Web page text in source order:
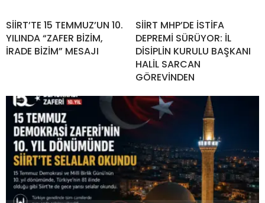
SİİRT’TE 15 TEMMUZ’UN 10.
YILINDA “ZAFER BİZİM,
İRADE BİZİM” MESAJI
SİİRT MHP’DE İSTİFA
DEPREMİ SÜRÜYOR: İL
DİSİPLİN KURULU BAŞKANI
HALİL SARCAN
GÖREVİNDEN